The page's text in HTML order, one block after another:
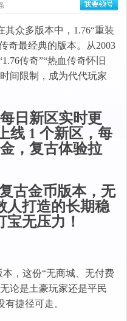
众多版本中，1.76“重装
奇最经典的版本。从2003
传奇”“热血传奇怀旧
间限制，成为代代玩家
日新区实时更
线 1 个新区，每
，复古体验拉
古金币版本，无
人打造的长期稳
无压力！
，这份“无商城、无付费
论是土豪玩家还是平民
捷径可走。